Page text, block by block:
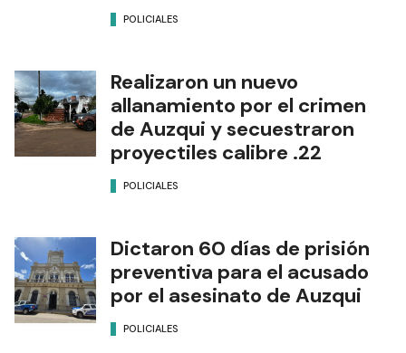
POLICIALES
Realizaron un nuevo
allanamiento por el crimen
de Auzqui y secuestraron
proyectiles calibre .22
POLICIALES
Dictaron 60 días de prisión
preventiva para el acusado
por el asesinato de Auzqui
POLICIALES